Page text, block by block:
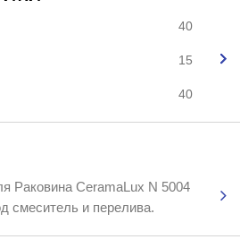
40
15
40
Раковина CeramaLux N 5004
смеситель и перелива.